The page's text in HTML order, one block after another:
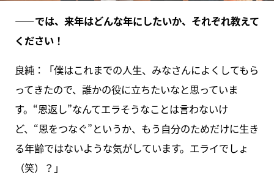
――では、来年はどんな年にしたいか、それぞれ教えて
ください！
良純：「僕はこれまでの人生、みなさんによくしてもら
ってきたので、誰かの役に立ちたいなと思っていま
す。“恩返し”なんてエラそうなことは言わないけ
ど、“恩をつなぐ”というか、もう自分のためだけに生き
る年齢ではないような気がしています。エライでしょ
（笑）？」